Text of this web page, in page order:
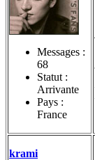
Messages :
68
Statut :
Arrivante
Pays :
France
krami